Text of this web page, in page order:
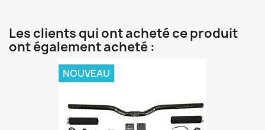
Les clients qui ont acheté ce produit
ont également acheté :
NOUVEAU